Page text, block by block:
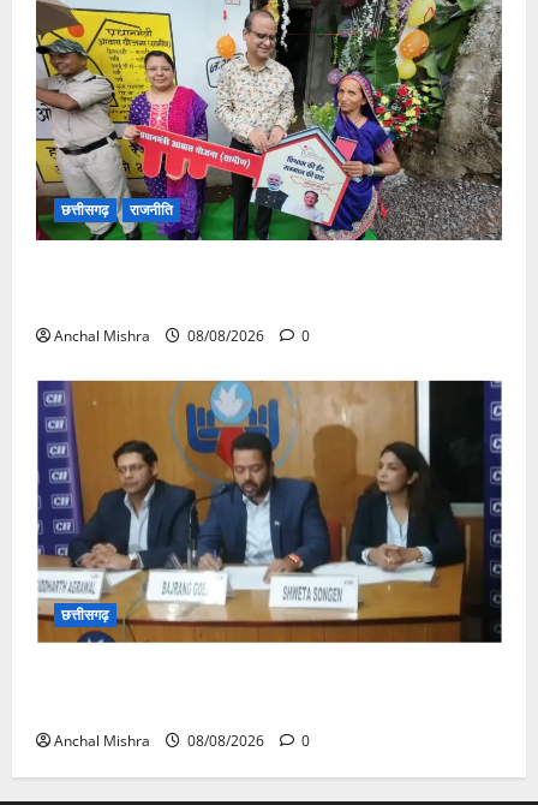
छत्तीसगढ़ राजनीति
Anchal Mishra 08/08/2026 0
छत्तीसगढ़
Anchal Mishra 08/08/2026 0